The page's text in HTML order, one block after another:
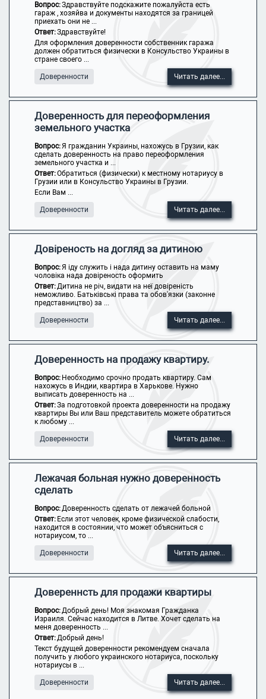
Вопрос:Здравствуйте подскажите пожалуйста есть
гараж , хозяйва и документы находятся за границей
приехать они не ...
Ответ:Здравствуйте!
Для оформления доверенности собственник гаража
должен обратиться физически в Консульство Украины в
стране своего ...
Доверенности Читать далее...
Доверенность для переоформления
земельного участка
Вопрос:Я гражданин Украины, нахожусь в Грузии, как
сделать доверенность на право переоформления
земельного участка и ...
Ответ:Обратиться (физически) к местному нотариусу в
Грузии или в Консульство Украины в Грузии.
Если Вам ...
Доверенности Читать далее...
Довіреность на догляд за дитиною
Вопрос:Я іду служить і нада дитину оставить на маму
чоловіка нада довіреность оформить
Ответ:Дитина не річ, видати на неї довіреність
неможливо. Батьківські права та обов'язки (законне
представництво) за ...
Доверенности Читать далее...
Доверенность на продажу квартиру.
Вопрос: Необходимо срочно продать квартиру. Сам
нахожусь в Индии, квартира в Харькове. Нужно
выписать доверенность на ...
Ответ:За подготовкой проекта доверенности на продажу
квартиры Вы или Ваш представитель можете обратиться
к любому ...
Доверенности Читать далее...
Лежачая больная нужно доверенность
сделать
Вопрос:Доверенность сделать от лежачей больной
Ответ: Если этот человек, кроме физической слабости,
находится в состоянии, что может объясниться с
нотариусом, то ...
Доверенности Читать далее...
Довереннсть для продажи квартиры
Вопрос:Добрый день! Моя знакомая Гражданка
Израиля. Сейчас находится в Литве. Хочет сделать на
меня доверенность ...
Ответ:Добрый день!
Текст будущей доверенности рекомендуем сначала
получить у любого украинского нотариуса, поскольку
нотариусы в ...
Доверенности Читать далее...